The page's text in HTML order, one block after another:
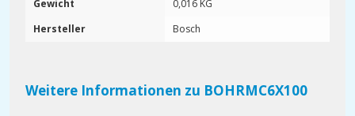
Gewicht
0,016 KG
Hersteller
Bosch
Weitere Informationen zu BOHRMC6X100